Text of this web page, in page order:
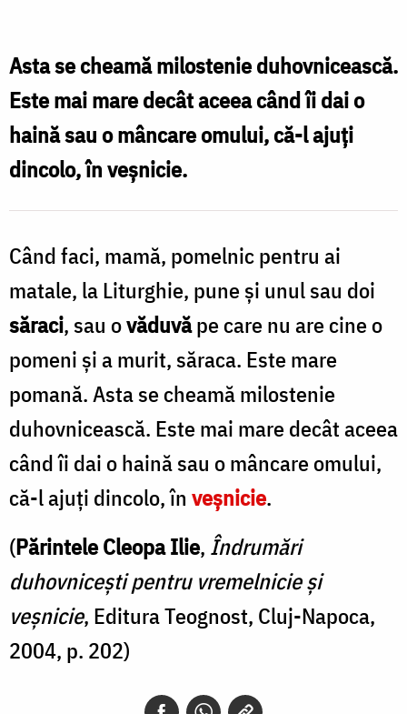
Asta se cheamă milostenie duhovnicească.
Este mai mare decât aceea când îi dai o
haină sau o mâncare omului, că-l ajuți
dincolo, înveșnicie.
Când faci, mamă, pomelnic pentru ai
matale, la Liturghie, pune și unul sau doi
săraci, sau ovăduvăpe care nu are cine o
pomeni și a murit, săraca. Este mare
pomană. Asta se cheamă milostenie
duhovnicească. Este mai mare decât aceea
când îi dai o haină sau o mâncare omului,
că-l ajuți dincolo, în veșnicie.
(Părintele Cleopa Ilie, Îndrumări
duhovnicești pentru vremelnicie și
veșnicie, Editura Teognost, Cluj-Napoca,
2004, p. 202)